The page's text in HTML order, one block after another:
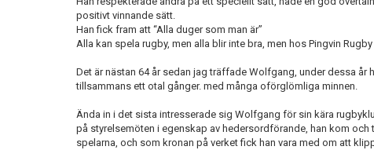
positivt vinnande sätt.
Han fick fram att “Alla duger som man är”
Alla kan spela rugby, men alla blir inte bra, men hos Pingvin
Det är nästan 64 år sedan jag träffade Wolfgang, under dessa år
tillsammans ett otal gånger. med många oförglömliga minnen.
Ända in i det sista intresserade sig Wolfgang för sin kära
på styrelsemöten i egenskap av hedersordförande, han kom och
spelarna, och som kronan på verket fick han vara med om att